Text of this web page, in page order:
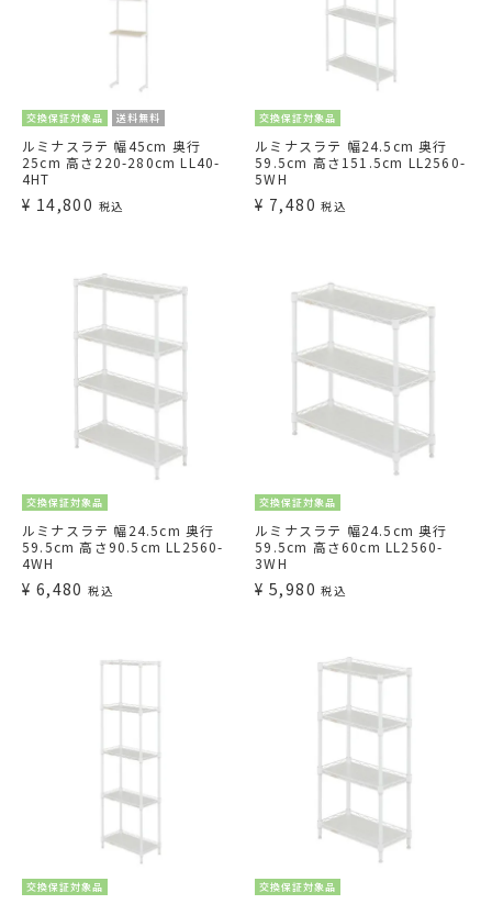
交換保証対象品 送料無料
ルミナスラテ 幅45cm 奥行
25cm 高さ220-280cm LL40-
4HT
¥ 14,800 税込
交換保証対象品
ルミナスラテ 幅24.5cm 奥行
59.5cm 高さ151.5cm LL2560-
5WH
¥ 7,480 税込
交換保証対象品
ルミナスラテ 幅24.5cm 奥行
59.5cm 高さ90.5cm LL2560-
4WH
¥ 6,480 税込
交換保証対象品
ルミナスラテ 幅24.5cm 奥行
59.5cm 高さ60cm LL2560-
3WH
¥ 5,980 税込
交換保証対象品 交換保証対象品